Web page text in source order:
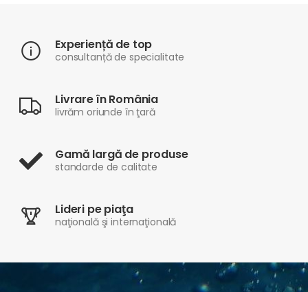
Experiență de top
consultanță de specialitate
Livrare în România
livrăm oriunde în ţară
Gamă largă de produse
standarde de calitate
Lideri pe piaţa
naţională şi internaţională